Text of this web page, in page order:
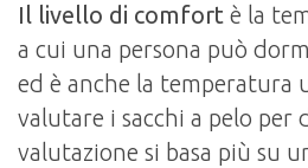
Il livello di comfort è la
a cui una persona può
ed è anche la temperatura
valutare i sacchi a pelo per
valutazione si basa più su